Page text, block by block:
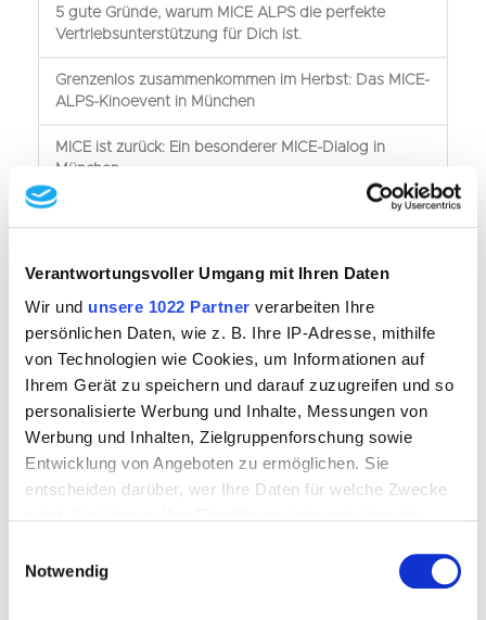
Verantwortungsvoller Umgang mit Ihren Daten
Wir und unsere 1022 Partner verarbeiten Ihre
persönlichen Daten, wie z. B. Ihre IP-Adresse, mithilfe
von Technologien wie Cookies, um Informationen auf
Ihrem Gerät zu speichern und darauf zuzugreifen und so
personalisierte Werbung und Inhalte, Messungen von
Werbung und Inhalten, Zielgruppenforschung sowie
Entwicklung von Angeboten zu ermöglichen. Sie
entscheiden darüber, wer Ihre Daten für welche Zwecke
Trigger Symbol ändern oder widerrufen
Notwendig
5 gute Gründe, warum MICE ALPS die perfekte
Vertriebsunterstützung für Dich ist.
Grenzenlos zusammenkommen im Herbst: Das MICE-
ALPS-Kinoevent in München
MICE ist zurück: Ein besonderer MICE-Dialog in
München
Der MICE-Markt? In Bewegung!
MICE: Eine Branche erfindet sich neu
Grenzenlos zusammen-kommen: MICE ALPS startet
26.04.2024 13:49
MICE Spieleabend
extended